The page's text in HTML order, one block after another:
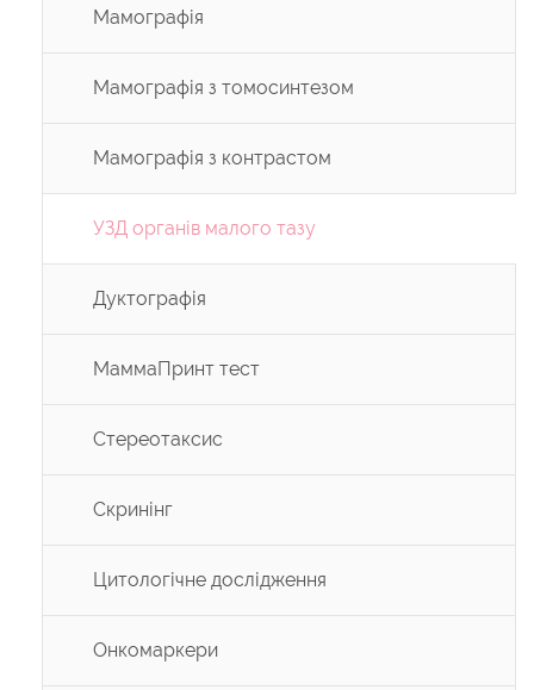
Мамографія
Мамографія з томосинтезом
Мамографія з контрастом
УЗД органів малого тазу
Дуктографія
МаммаПринт тест
Стереотаксис
Скринінг
Цитологічне дослідження
Онкомаркери